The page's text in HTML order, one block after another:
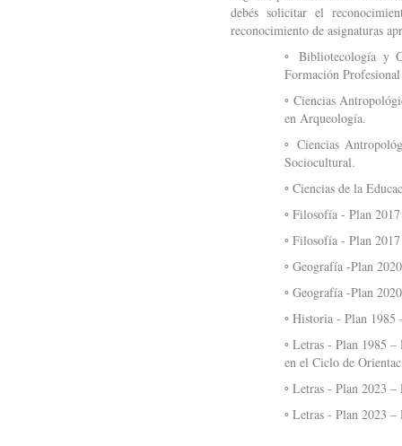
debés solicitar el
reconocimiento de asignaturas
◦ Bibliotecología y
Formación
◦ Ciencias
en Arqueología.
◦ Ciencias
Sociocultural.
◦ Ciencias de la
◦ Filosofía - Plan
◦ Filosofía - Plan
◦ Geografía -Plan
◦ Geografía -Plan
◦ Historia - Plan
◦ Letras - Plan 1985
en el Ciclo de
◦ Letras - Plan 2023
◦ Letras - Plan 2023